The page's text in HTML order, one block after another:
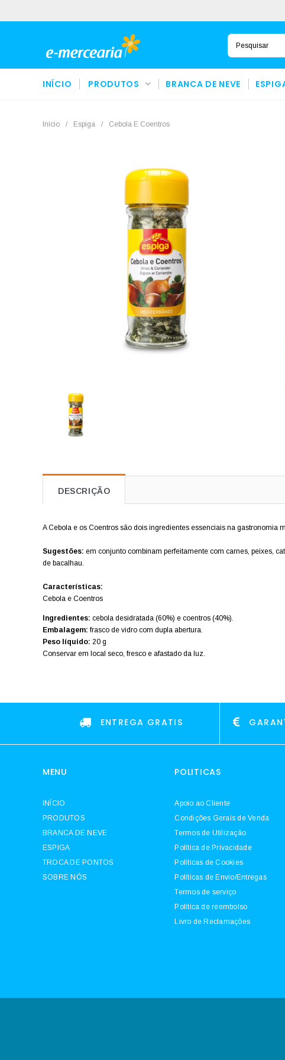
INÍCIO PRODUTOS BRANCA DE NEVE
Início / Espiga / Cebola E Coentros
DESCRIÇÃO
A Cebola e os Coentros são dois ingredientes essenciais na gastronomia
Sugestões: em conjunto combinam perfeitamente com carnes, peixes,
de bacalhau.
Características:
Cebola e Coentros
Ingredientes: cebola desidratada (60%) e coentros (40%).
Embalagem: frasco de vidro com dupla abertura.
Peso líquido: 20 g
Conservar em local seco, fresco e afastado da luz.
ENTREGA GRATIS
MENU
INÍCIO
PRODUTOS
BRANCA DE NEVE
ESPIGA
TROCA DE PONTOS
SOBRE NÓS
POLITICAS
Apoio ao Cliente
Condições Gerais de Venda
Termos de Utilização
Política de Privacidade
Políticas de Cookies
Políticas de Envio/Entregas
Termos de serviço
Política de reembolso
Livro de Reclamações